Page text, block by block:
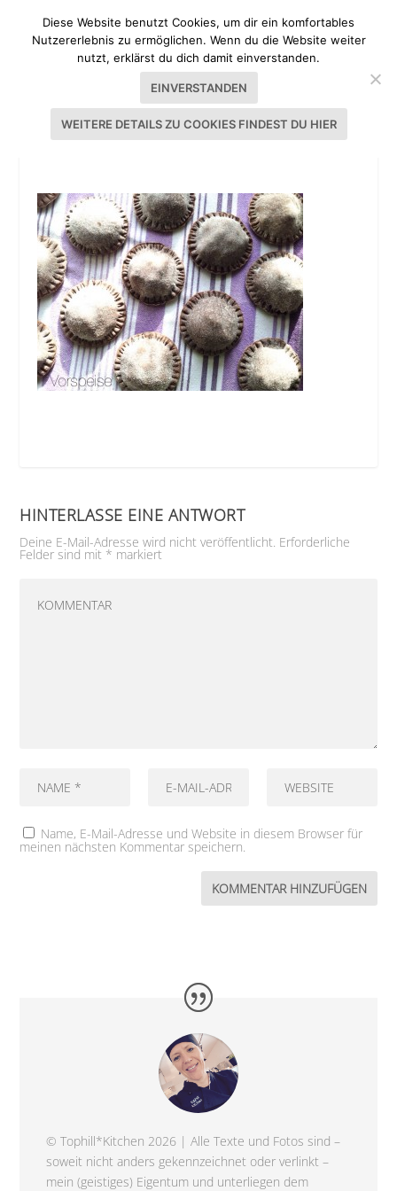
WEIHNACHTSMENÜ
HINTERLASSE EINE ANTWORT
Deine E-Mail-Adresse wird nicht veröffentlicht. Erforderliche
Felder sind mit * markiert
Name, E-Mail-Adresse und Website in diesem Browser für
meinen nächsten Kommentar speichern.
© Tophill*Kitchen 2026 | Alle Texte und Fotos sind –
soweit nicht anders gekennzeichnet oder verlinkt –
mein (geistiges) Eigentum und unterliegen dem
Diese Website benutzt Cookies, um dir ein komfortables
Nutzererlebnis zu ermöglichen. Wenn du die Website weiter
nutzt, erklärst du dich damit einverstanden.
EINVERSTANDEN
WEITERE DETAILS ZU COOKIES FINDEST DU HIER